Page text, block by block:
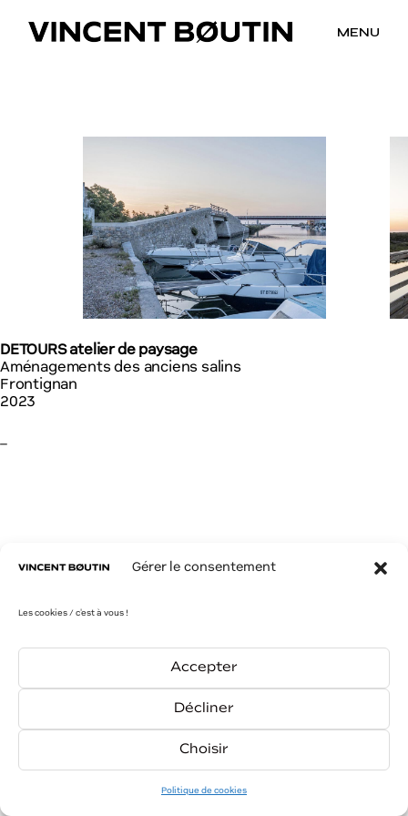
Gérer le consentement
Les cookies / c'est à vous !
Accepter
Décliner
Choisir
Politique de cookies
MENU
DETOURS atelier de paysage
Aménagements des anciens salins
Frontignan
2023
–